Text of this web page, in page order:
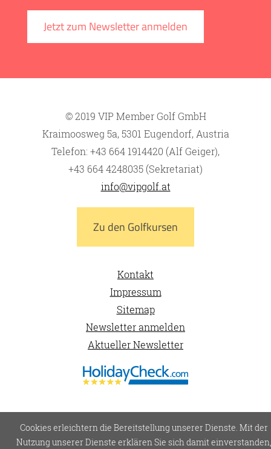
Jetzt zum Newsletter anmelden
© 2019 VIP Member Golf GmbH
Kraimoosweg 5a, 5301 Eugendorf, Austria
Telefon: +43 664 1914420 (Alf Geiger),
+43 664 4248035 (Sekretariat)
info@vipgolf.at
Zu den Golfkursen
Kontakt
Impressum
Sitemap
Newsletter anmelden
Aktueller Newsletter
Cookies erleichtern die Bereitstellung unserer Dienste. Mit der
Nutzung unserer Dienste erklären Sie sich damit einverstanden,